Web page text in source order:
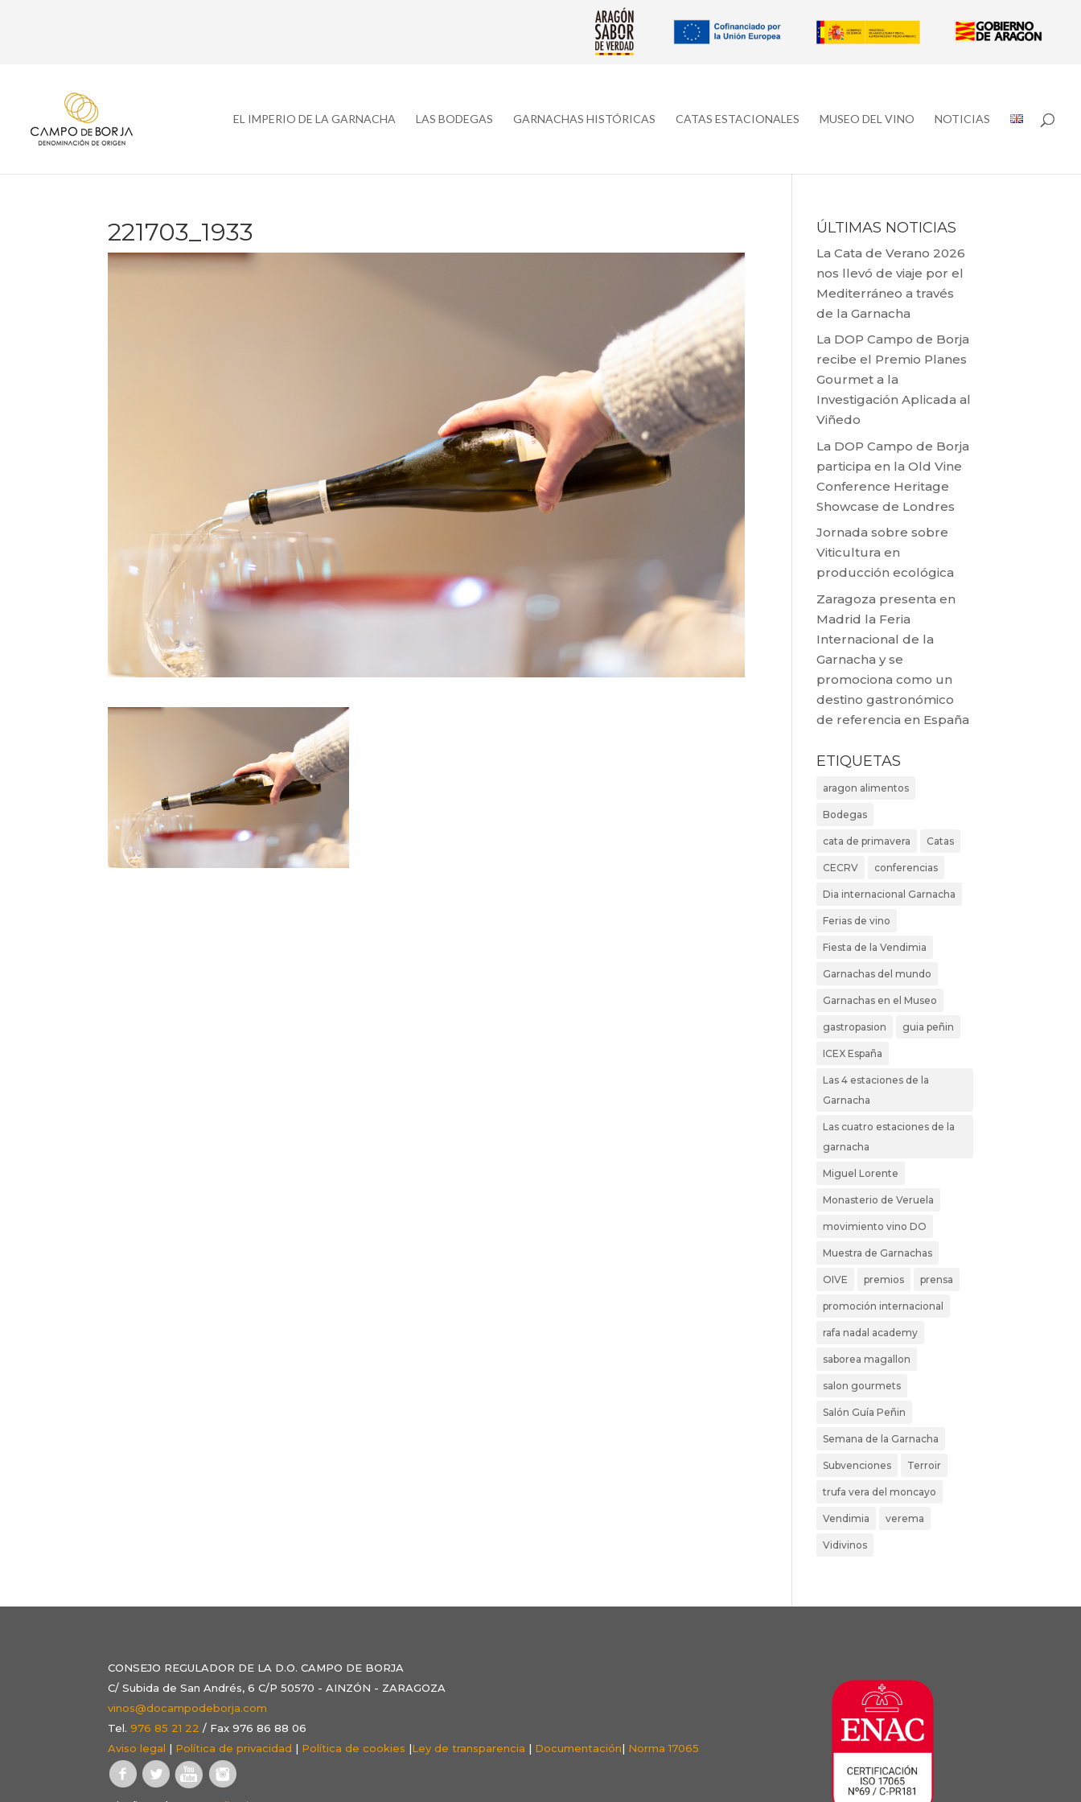
EL IMPERIO DE LA GARNACHA LAS BODEGAS GARNACHAS HISTÓRICAS CATAS ESTACIONALES MUSEO DEL VINO NOTICIAS
221703_1933 ÚLTIMAS NOTICIAS
La Cata de Verano 2026
nos llevó de viaje por el
Mediterráneo a través
de la Garnacha
La DOP Campo de Borja
recibe el Premio Planes
Gourmet a la
Investigación Aplicada al
Viñedo
La DOP Campo de Borja
participa en la Old Vine
Conference Heritage
Showcase de Londres
Jornada sobre sobre
Viticultura en
producción ecológica
Zaragoza presenta en
Madrid la Feria
Internacional de la
Garnacha y se
promociona como un
destino gastronómico
de referencia en España
ETIQUETAS
aragon alimentos
Bodegas
cata de primavera Catas
CECRV conferencias
Dia internacional Garnacha
Ferias de vino
Fiesta de la Vendimia
Garnachas del mundo
Garnachas en el Museo
gastropasion guia peñin
ICEX España
Las 4 estaciones de la
Garnacha
Las cuatro estaciones de la
garnacha
Miguel Lorente
Monasterio de Veruela
movimiento vino DO
Muestra de Garnachas
OIVE premios prensa
promoción internacional
rafa nadal academy
saborea magallon
salon gourmets
Salón Guía Peñin
Semana de la Garnacha
Subvenciones Terroir
trufa vera del moncayo
Vendimia verema
Vidivinos
CONSEJO REGULADOR DE LA D.O. CAMPO DE BORJA
C/ Subida de San Andrés, 6 C/P 50570 - AINZÓN - ZARAGOZA
vinos@docampodeborja.com
Tel.976 85 21 22 / Fax 976 86 88 06
Aviso legal | Política de privacidad | Política de cookies |Ley de transparencia | Documentación| Norma 17065